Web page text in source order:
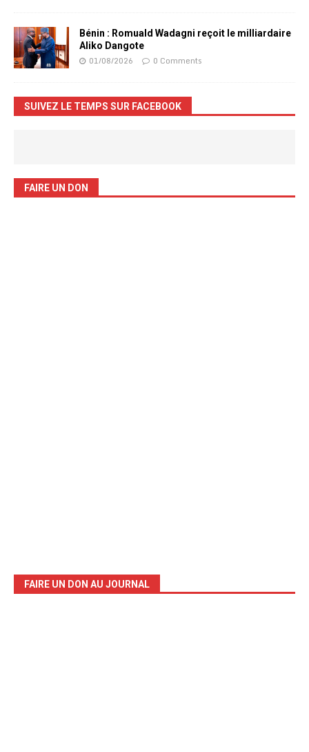
Bénin : Romuald Wadagni reçoit le milliardaire
Aliko Dangote
01/08/2026 0 Comments
SUIVEZ LE TEMPS SUR FACEBOOK
FAIRE UN DON
FAIRE UN DON AU JOURNAL